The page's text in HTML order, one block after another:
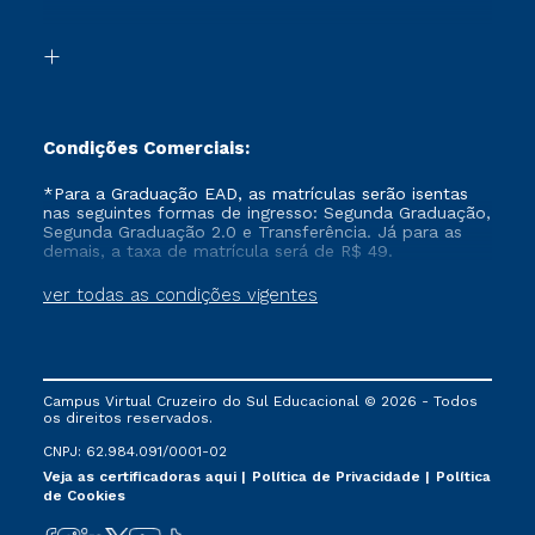
Formação Pedagógica - R2
Condições Comerciais:
ver todas as condições vigentes
*Para a Graduação EAD, as matrículas serão isentas
nas seguintes formas de ingresso: Segunda Graduação,
Segunda Graduação 2.0 e Transferência. Já para as
demais, a taxa de matrícula será de R$ 49.
Campus Virtual Cruzeiro do Sul Educacional © 2026 - Todos
os direitos reservados.
CNPJ: 62.984.091/0001-02
Veja as certificadoras aqui
Política de Privacidade
Política
de Cookies